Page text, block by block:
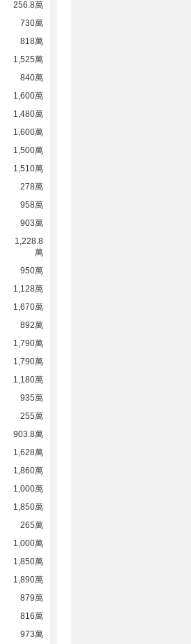
256.8萬
730萬
818萬
1,525萬
840萬
1,600萬
1,480萬
1,600萬
1,500萬
1,510萬
278萬
958萬
903萬
1,228.8
萬
950萬
1,128萬
1,670萬
892萬
1,790萬
1,790萬
1,180萬
935萬
255萬
903.8萬
1,628萬
1,860萬
1,000萬
1,850萬
265萬
1,000萬
1,850萬
1,890萬
879萬
816萬
973萬